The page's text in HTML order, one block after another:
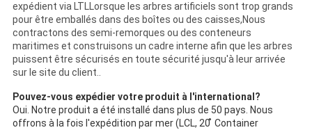
expédient via LTLLorsque les arbres artificiels sont trop grands
pour être emballés dans des boîtes ou des caisses,Nous
contractons des semi-remorques ou des conteneurs
maritimes et construisons un cadre interne afin que les arbres
puissent être sécurisés en toute sécurité jusqu'à leur arrivée
sur le site du client..
Pouvez-vous expédier votre produit à l'international?
Oui. Notre produit a été installé dans plus de 50 pays. Nous
offrons à la fois l'expédition par mer (LCL, 20 ̊ Container